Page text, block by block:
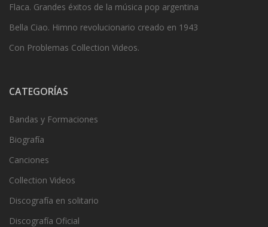
Flaca. Grandes éxitos de la música pop argentina
Bella Ciao. Himno revolucionario creado en 1943
Con Problemas Collection Videos.
CATEGORÍAS
Bandas y Formaciones
Biografía
Canciones
Collection Videos
Discografía en solitario
Discografía Oficial